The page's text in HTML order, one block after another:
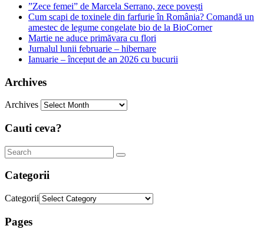
”Zece femei” de Marcela Serrano, zece povești
Cum scapi de toxinele din farfurie în România? Comandă un
amestec de legume congelate bio de la BioCorner
Martie ne aduce primăvara cu flori
Jurnalul lunii februarie – hibernare
Ianuarie – început de an 2026 cu bucurii
Archives
Archives
Cauti ceva?
Categorii
Categorii
Pages